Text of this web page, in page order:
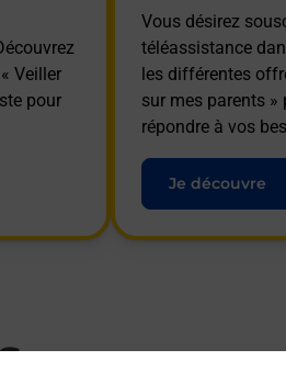
Veiller
pour
Vous désirez
téléassistance
les différentes
sur mes parents »
répondre à vos
Je découvre